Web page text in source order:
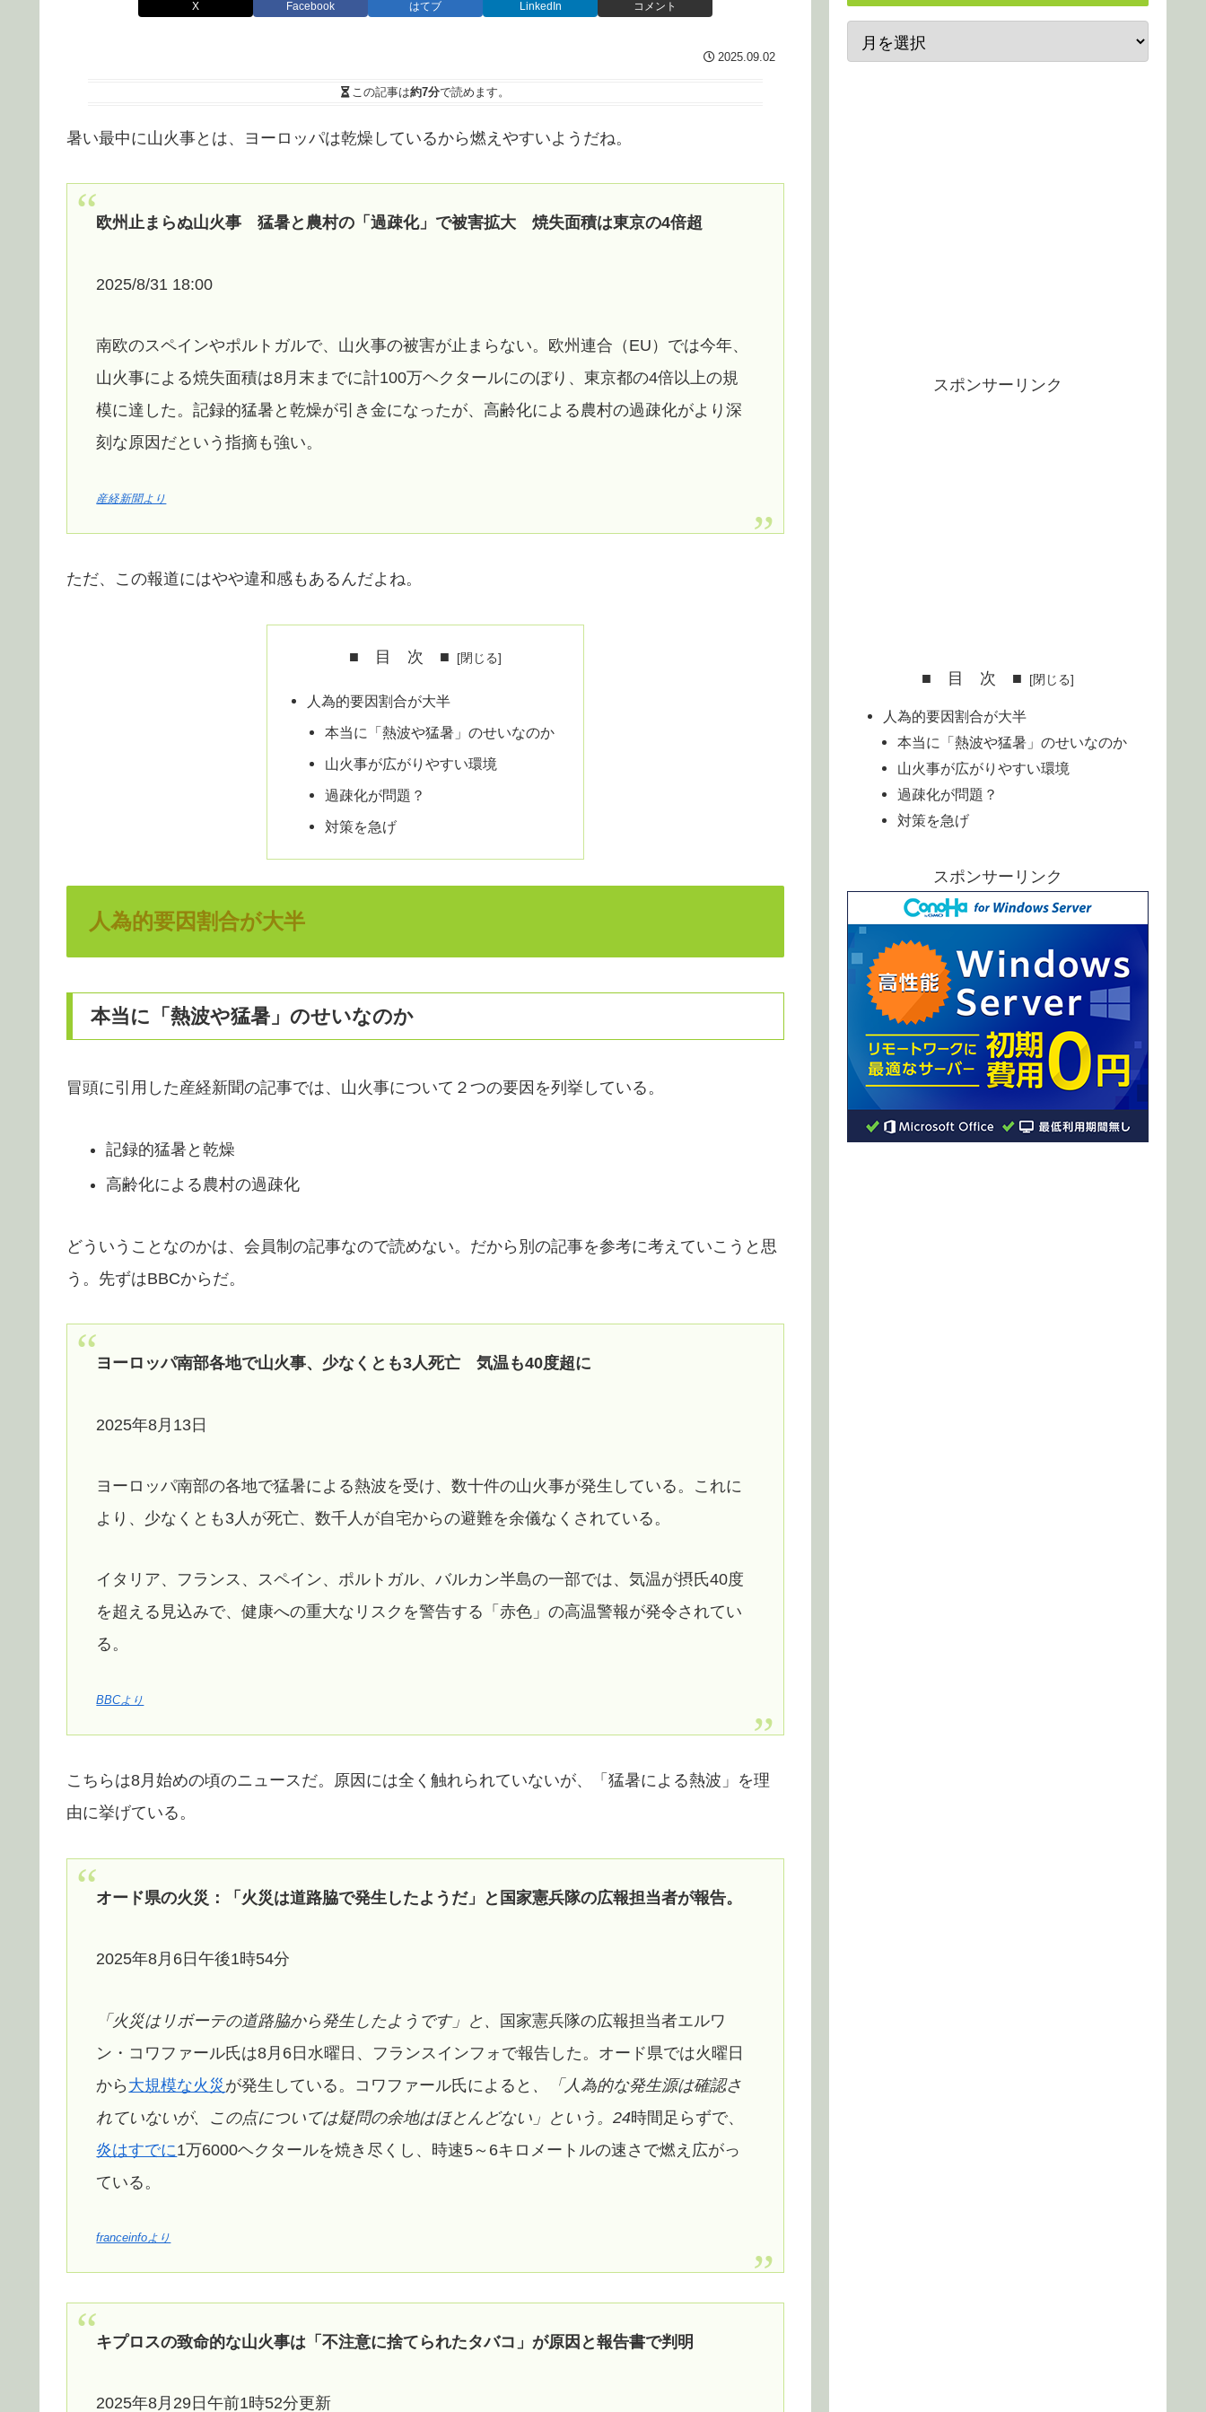
X Facebook はてブ LinkedIn コメント
2025.09.02
この記事は約7分で読めます。
暑い最中に山火事とは、ヨーロッパは乾燥しているから燃えやすいようだね。
欧州止まらぬ山火事 猛暑と農村の「過疎化」で被害拡大 焼失面積は東京の4倍超
2025/8/31 18:00
南欧のスペインやポルトガルで、山火事の被害が止まらない。欧州連合（EU）では今年、
山火事による焼失面積は8月末までに計100万ヘクタールにのぼり、東京都の4倍以上の規
模に達した。記録的猛暑と乾燥が引き金になったが、高齢化による農村の過疎化がより深
刻な原因だという指摘も強い。
産経新聞より
ただ、この報道にはやや違和感もあるんだよね。
■ 目 次 ■
人為的要因割合が大半
本当に「熱波や猛暑」のせいなのか
山火事が広がりやすい環境
過疎化が問題？
対策を急げ
人為的要因割合が大半
本当に「熱波や猛暑」のせいなのか
冒頭に引用した産経新聞の記事では、山火事について２つの要因を列挙している。
記録的猛暑と乾燥
高齢化による農村の過疎化
どういうことなのかは、会員制の記事なので読めない。だから別の記事を参考に考えていこうと思
う。先ずはBBCからだ。
ヨーロッパ南部各地で山火事、少なくとも3人死亡 気温も40度超に
2025年8月13日
ヨーロッパ南部の各地で猛暑による熱波を受け、数十件の山火事が発生している。これに
より、少なくとも3人が死亡、数千人が自宅からの避難を余儀なくされている。
イタリア、フランス、スペイン、ポルトガル、バルカン半島の一部では、気温が摂氏40度
を超える見込みで、健康への重大なリスクを警告する「赤色」の高温警報が発令されてい
る。
BBCより
こちらは8月始めの頃のニュースだ。原因には全く触れられていないが、「猛暑による熱波」を理
由に挙げている。
オード県の火災：「火災は道路脇で発生したようだ」と国家憲兵隊の広報担当者が報告。
2025年8月6日午後1時54分
「火災はリボーテの道路脇から発生したようです」と、 国家憲兵隊の広報担当者エルワ
ン・コワファール氏は8月6日水曜日、フランスインフォで報告した。オード県では火曜日
から 大規模な火災 が発生している。コワファール氏によると 、「人為的な発生源は確認さ
れていないが、この点については疑問の余地はほとんどない」という。24時間足らずで、
炎はすでに1万6000ヘクタールを焼き尽くし、時速5～6キロメートルの速さで燃え広がっ
ている。
franceinfoより
キプロスの致命的な山火事は「不注意に捨てられたタバコ」が原因と報告書で判明
2025年8月29日午前1時52分更新
スポンサーリンク
■ 目 次 ■
人為的要因割合が大半
本当に「熱波や猛暑」のせいなのか
山火事が広がりやすい環境
過疎化が問題？
対策を急げ
スポンサーリンク